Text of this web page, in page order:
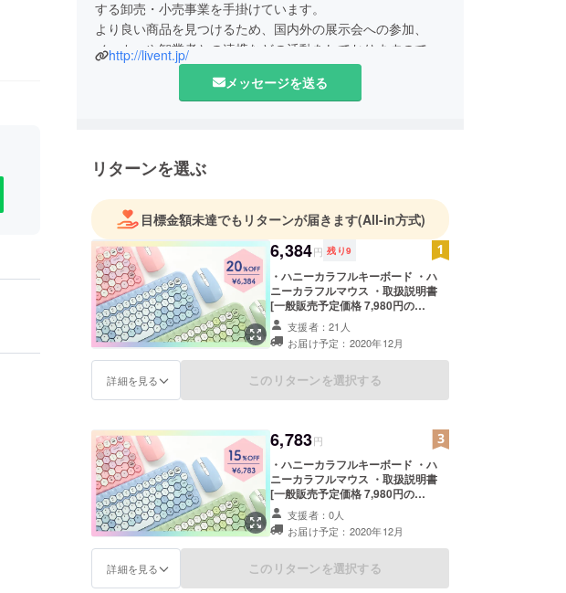
する卸売・小売事業を手掛けています。
より良い商品を見つけるため、国内外の展示会への参加、
メーカーや卸業者との連携などの活動をしておりますので、
応援のほどお願い申し上げます。
http://livent.jp/
メッセージを送る
リターンを選ぶ
目標金額未達でもリターンが届きます(All-in方式)
6,384円 残り9
・ハニーカラフルキーボード ・ハ
ニーカラフルマウス ・取扱説明書
[一般販売予定価格 7,980円の
20%OFF] ※カラーはピンク、ブ
ルー、グリーンからお選びくださ
い。 ※皆様の応援購入により量産効
率が向上した場合、正規販売価格が
販売予定価格より下がる可能性もご
の供給状況、製造工程上の都合等に
より出荷時期が遅れる場合がありま
す。
支援者：21人
お届け予定：2020年12月
詳細を見る このリターンを選択する
6,783円
・ハニーカラフルキーボード ・ハ
ニーカラフルマウス ・取扱説明書
[一般販売予定価格 7,980円の
15%OFF] ※カラーはピンク、ブ
ルー、グリーンからお選びくださ
い。 ※皆様の応援購入により量産効
率が向上した場合、正規販売価格が
販売予定価格より下がる可能性もご
支援者：0人
お届け予定：2020年12月
詳細を見る このリターンを選択する